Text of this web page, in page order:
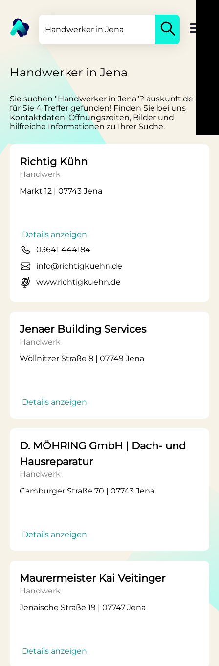
Handwerker in Jena
Sie suchen "Handwerker in Jena"? auskunft.de hat
für Sie 4 Treffer gefunden! Finden Sie bei uns
Kontaktdaten, Öffnungszeiten, Bilder und
hilfreiche Informationen zu Ihrer Suche.
Richtig Kühn
Handwerk
Markt 12 | 07743 Jena
Details anzeigen
03641 444184
info@richtigkuehn.de
www.richtigkuehn.de
Jenaer Building Services
Handwerk
Wöllnitzer Straße 8 | 07749 Jena
Details anzeigen
D. MÖHRING GmbH | Dach- und
Hausreparatur
Handwerk
Camburger Straße 70 | 07743 Jena
Details anzeigen
Maurermeister Kai Veitinger
Handwerk
Jenaische Straße 19 | 07747 Jena
Details anzeigen